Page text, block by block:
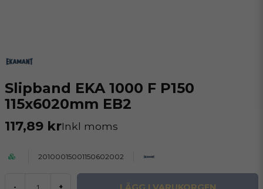
Slipband EKA 1000 F P150
115x6020mm EB2
117,89 krInkl moms
20100015001150602002
- +